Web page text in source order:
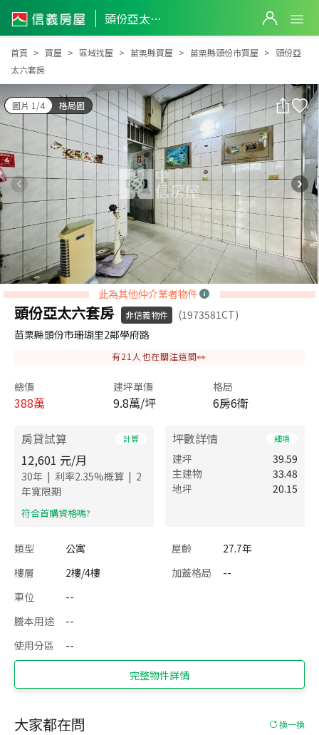
頭份亞太六套房
頭份亞太六套房
首頁 買屋 區域找屋 苗栗縣買屋 苗栗縣頭份市買屋
頭份亞
太六套房
圖片 1/4 格局圖
此為其他仲介業者物件
頭份亞太六套房 非信義物件
(1973581CT)
苗栗縣頭份市珊瑚里2鄰學府路
有21 人也在關注這間👀
總價
388萬
建坪單價
9.8萬/坪
格局
6房6衛
房貸試算 計算
12,601 元/月
30年 | 利率2.35%概算 | 2
年寬限期
​符合首購資格嗎?
坪數詳情 細項
建坪
39.59
主建物
33.48
地坪
20.15
類型 公寓 屋齡
27.7年
樓層
2樓/4樓 加蓋格局
--
車位
--
謄本用途
--
使用分區
--
完整物件詳情
大家都在問 換一換